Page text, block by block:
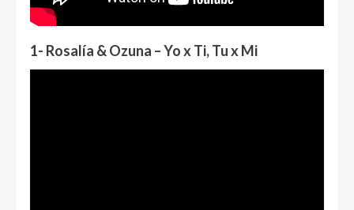
1- Rosalía & Ozuna – Yo x Ti, Tu x Mi